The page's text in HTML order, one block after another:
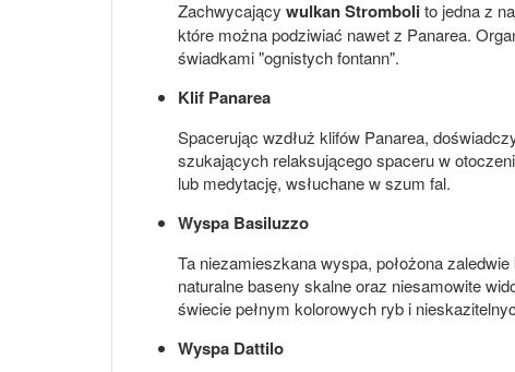
Zachwycający wulkan Strombolito jedna z
które można podziwiać nawet z Panarea.
świadkami "ognistych fontann".
Klif Panarea
Spacerując wzdłuż klifów Panarea,
szukających relaksującego spaceru w
lub medytację, wsłuchane w szum fal.
Wyspa Basiluzzo
Ta niezamieszkana wyspa, położona
naturalne baseny skalne oraz niesamowite
świecie pełnym kolorowych ryb i
Wyspa Dattilo